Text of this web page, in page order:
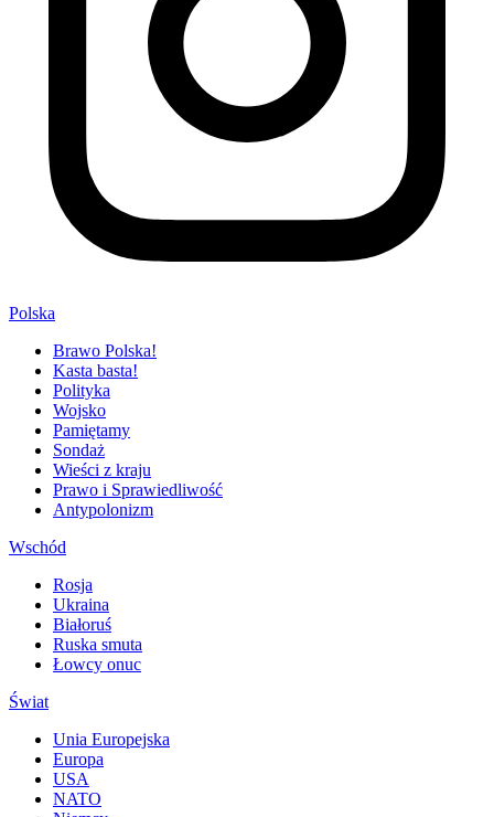
Polska
Brawo Polska!
Kasta basta!
Polityka
Wojsko
Pamiętamy
Sondaż
Wieści z kraju
Prawo i Sprawiedliwość
Antypolonizm
Wschód
Rosja
Ukraina
Białoruś
Ruska smuta
Łowcy onuc
Świat
Unia Europejska
Europa
USA
NATO